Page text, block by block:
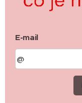
E-mail